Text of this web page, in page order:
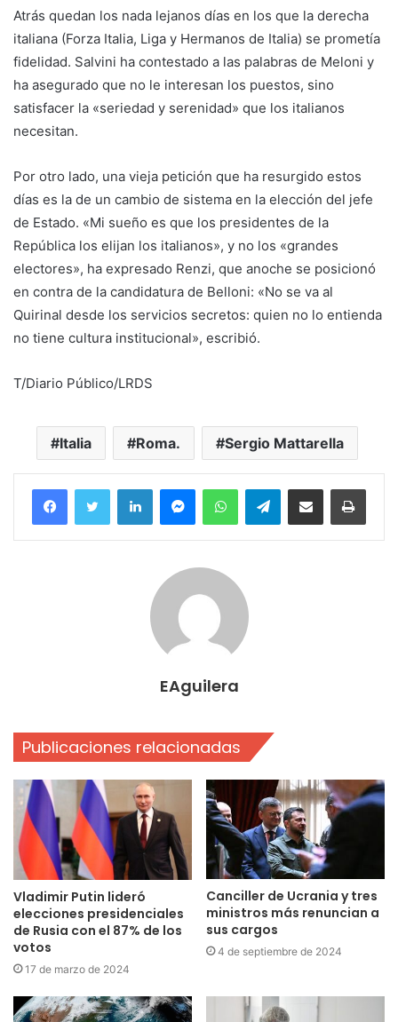
Atrás quedan los nada lejanos días en los que la derecha
italiana (Forza Italia, Liga y Hermanos de Italia) se prometía
fidelidad. Salvini ha contestado a las palabras de Meloni y
ha asegurado que no le interesan los puestos, sino
satisfacer la «seriedad y serenidad» que los italianos
necesitan.
Por otro lado, una vieja petición que ha resurgido estos
días es la de un cambio de sistema en la elección del jefe
de Estado. «Mi sueño es que los presidentes de la
República los elijan los italianos», y no los «grandes
electores», ha expresado Renzi, que anoche se posicionó
en contra de la candidatura de Belloni: «No se va al
Quirinal desde los servicios secretos: quien no lo entienda
no tiene cultura institucional», escribió.
T/Diario Público/LRDS
Italia Roma. Sergio Mattarella
FacebookTwitter LinkedInMessengerWhatsAppTelegramCompartir por correo electrónico
EAguilera
Publicaciones relacionadas
Vladimir Putin lideró
elecciones presidenciales
de Rusia con el 87% de los
votos
17 de marzo de 2024
Canciller de Ucrania y tres
ministros más renuncian a
sus cargos
4 de septiembre de 2024